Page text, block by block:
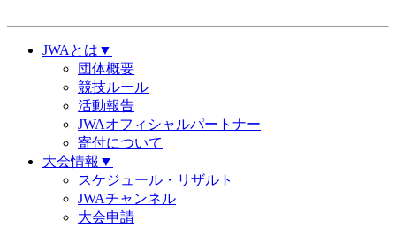
JWAとは▼
団体概要
競技ルール
活動報告
JWAオフィシャルパートナー
寄付について
大会情報▼
スケジュール・リザルト
JWAチャンネル
大会申請